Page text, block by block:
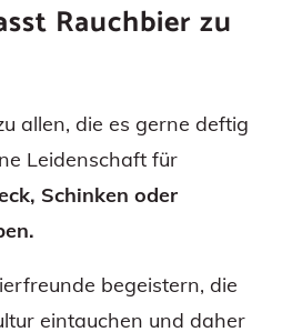
Rauchbier zu
allen, die es gerne deftig
Leidenschaft für
Schinken oder
begeistern, die
eintauchen und daher